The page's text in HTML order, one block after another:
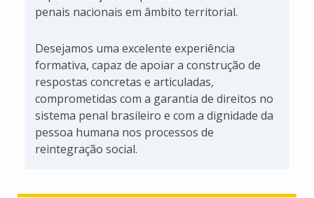
penais nacionais em âmbito territorial.
Desejamos uma excelente experiência
formativa, capaz de apoiar a construção de
respostas concretas e articuladas,
comprometidas com a garantia de direitos no
sistema penal brasileiro e com a dignidade da
pessoa humana nos processos de
reintegração social.